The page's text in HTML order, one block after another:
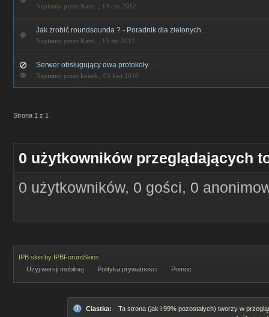
Napisany przez Kazu. , 19 cze 2012
Jak zrobić roundsounda ? - Poradnik dla zielonych .
Napisany przez Kazu. , 15 sty 2012
Serwer obsługujący dwa protokoły.
Napisany przez konek , 03 kwi 2010
Strona 1 z 1
0 użytkowników przeglądających
0 użytkowników, 0 gości, 0
IPB skin by IPBForumSkins
Użyj wersji mobilnej
Polityka prywatności Pomoc
Ciastka:
Ta strona (jak i 99% pozostałych) tworzy w